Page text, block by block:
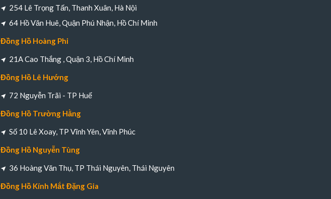
254 Lê Trọng Tấn, Thanh Xuân, Hà Nội
64 Hồ Văn Huê, Quận Phú Nhận, Hồ Chí Minh
Đồng Hồ Hoàng Phi
21A Cao Thắng , Quận 3, Hồ Chí Minh
Đồng Hồ Lê Hướng
72 Nguyễn Trãi - TP Huế
Đồng Hồ Trường Hằng
Số 10 Lê Xoay, TP Vĩnh Yên, Vĩnh Phúc
Đồng Hồ Nguyễn Tùng
36 Hoàng Văn Thụ, TP Thái Nguyên, Thái Nguyên
Đồng Hồ Kính Mắt Đặng Gia